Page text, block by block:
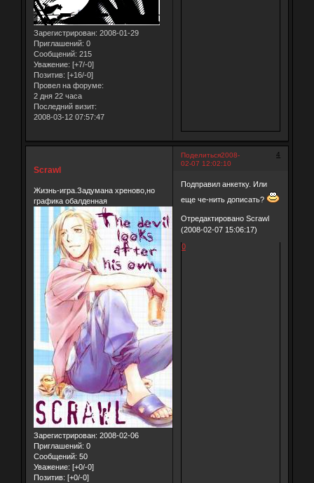
Зарегистрирован: 2008-01-29
Приглашений: 0
Сообщений: 215
Уважение: [+7/-0]
Позитив: [+16/-0]
Провел на форуме:
2 дня 22 часа
Последний визит:
2008-03-12 07:57:47
Поделиться 4
2008-
02-07 12:02:10
Scrawl
Жизнь-игра.Задумана хреново,но
графика обалденная
Зарегистрирован: 2008-02-06
Приглашений: 0
Сообщений: 50
Уважение: [+0/-0]
Позитив: [+0/-0]
Подправил анкетку. Или
еще че-нить дописать?
Отредактировано Scrawl
(2008-02-07 15:06:17)
0